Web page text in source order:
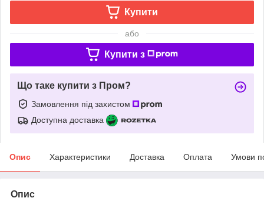
Купити
або
Купити з
Що таке купити з Пром?
Замовлення під захистом
Доступна доставка
Опис Характеристики Доставка Оплата Умови
Опис